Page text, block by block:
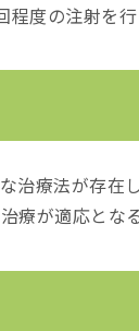
度の注射を
治療法が存在
療が適応とな